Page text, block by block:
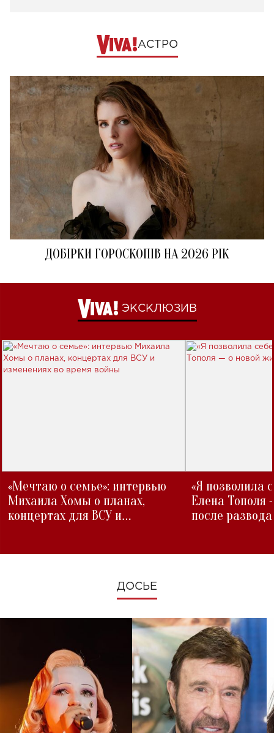
АСТРО
ДОБІРКИ ГОРОСКОПІВ НА 2026 РІК
ЭКСКЛЮЗИВ
«Мечтаю о семье»: интервью
Михаила Хомы о планах,
концертах для ВСУ и
«Я позволила
Елена Тополя
после развода
ДОСЬЕ